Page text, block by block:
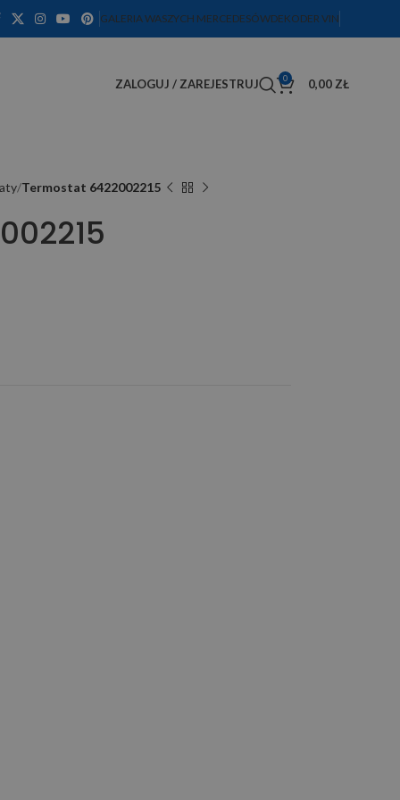
GALERIA WASZYCH MERCEDESÓWDEKODER VIN
ZALOGUJ / ZAREJESTRUJ 0 0,00 ZŁ
Termostat 6422002215